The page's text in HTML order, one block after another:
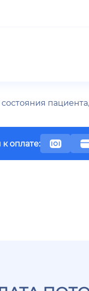
состояния
оплате: